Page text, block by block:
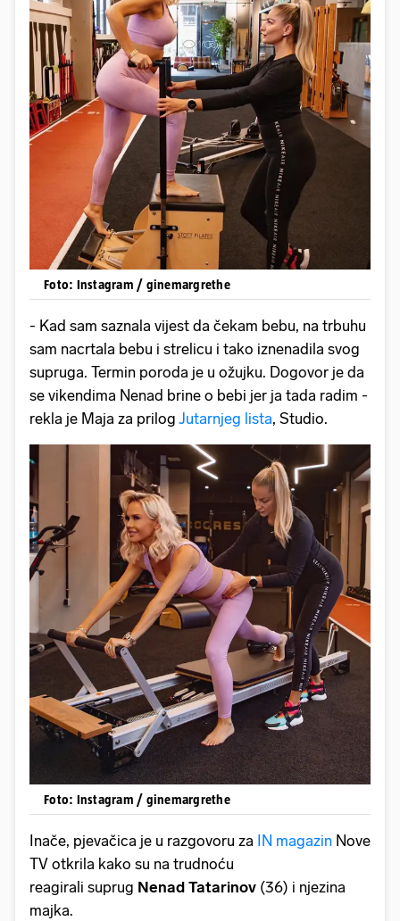
Foto: Instagram / ginemargrethe
- Kad sam saznala vijest da čekam bebu, na trbuhu
sam nacrtala bebu i strelicu i tako iznenadila svog
supruga. Termin poroda je u ožujku. Dogovor je da
se vikendima Nenad brine o bebi jer ja tada radim -
rekla je Maja za prilog Jutarnjeg lista, Studio.
Foto: Instagram / ginemargrethe
Inače, pjevačica je u razgovoru za IN magazin Nove
TV otkrila kako su na trudnoću
reagirali suprug Nenad Tatarinov (36) i njezina
majka.